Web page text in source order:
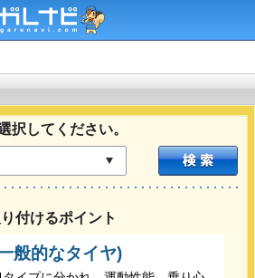
択してください。
付けるポイント
般的なタイヤ)